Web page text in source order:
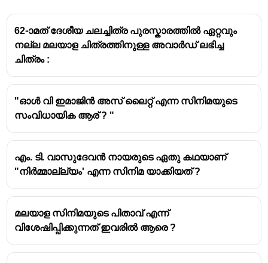
62-ാമത് ദേശീയ ചലച്ചിത്ര പുരസ്കാരത്തിൽ ഏറ്റവും
നല്ല മലയാള ചിത്രത്തിനുള്ള അവാർഡ് ലഭിച്ച
ചിത്രം :
"ഓൾ വി ഇമാജിൻ അസ് ലൈറ്റ് എന്ന സിനിമയുടെ
സംവിധായിക ആര് ? "
എം. ടി. വാസുദേവൻ നായരുടെ ഏതു കഥയാണ്
"നിർമ്മാല്ല്യം' എന്ന സിനിമ യാക്കിയത് ?
മലയാള സിനിമയുടെ പിതാവ് എന്ന്
വിശേഷിപ്പിക്കുന്നത് ഇവരിൽ ആരെ ?